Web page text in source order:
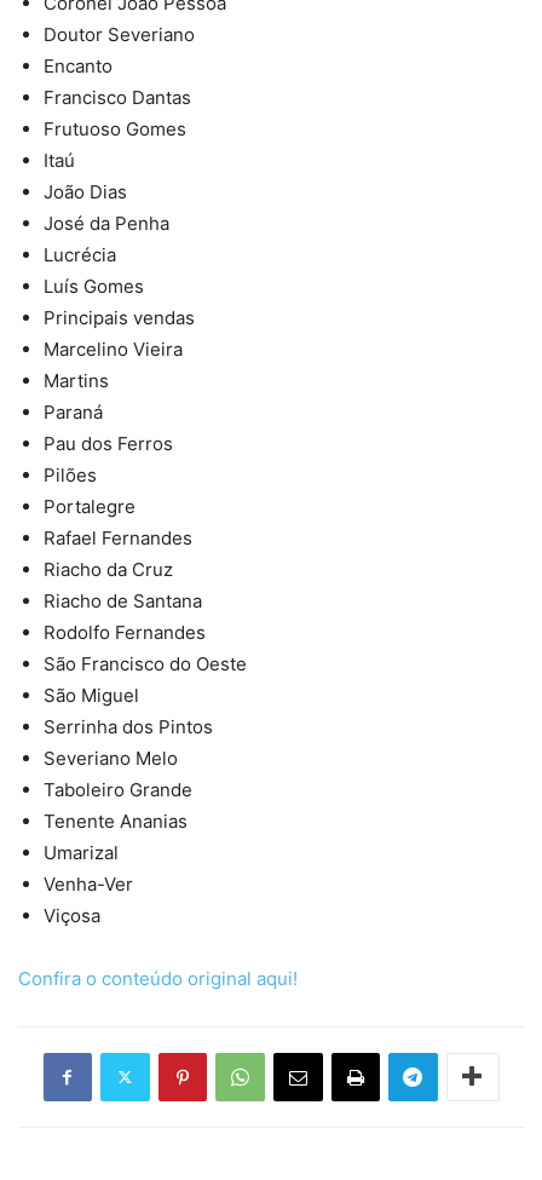
Doutor Severiano
Encanto
Francisco Dantas
Frutuoso Gomes
Itaú
João Dias
José da Penha
Lucrécia
Luís Gomes
Principais vendas
Marcelino Vieira
Martins
Paraná
Pau dos Ferros
Pilões
Portalegre
Rafael Fernandes
Riacho da Cruz
Riacho de Santana
Rodolfo Fernandes
São Francisco do Oeste
São Miguel
Serrinha dos Pintos
Severiano Melo
Taboleiro Grande
Tenente Ananias
Umarizal
Venha-Ver
Viçosa
Confira o conteúdo original aqui!